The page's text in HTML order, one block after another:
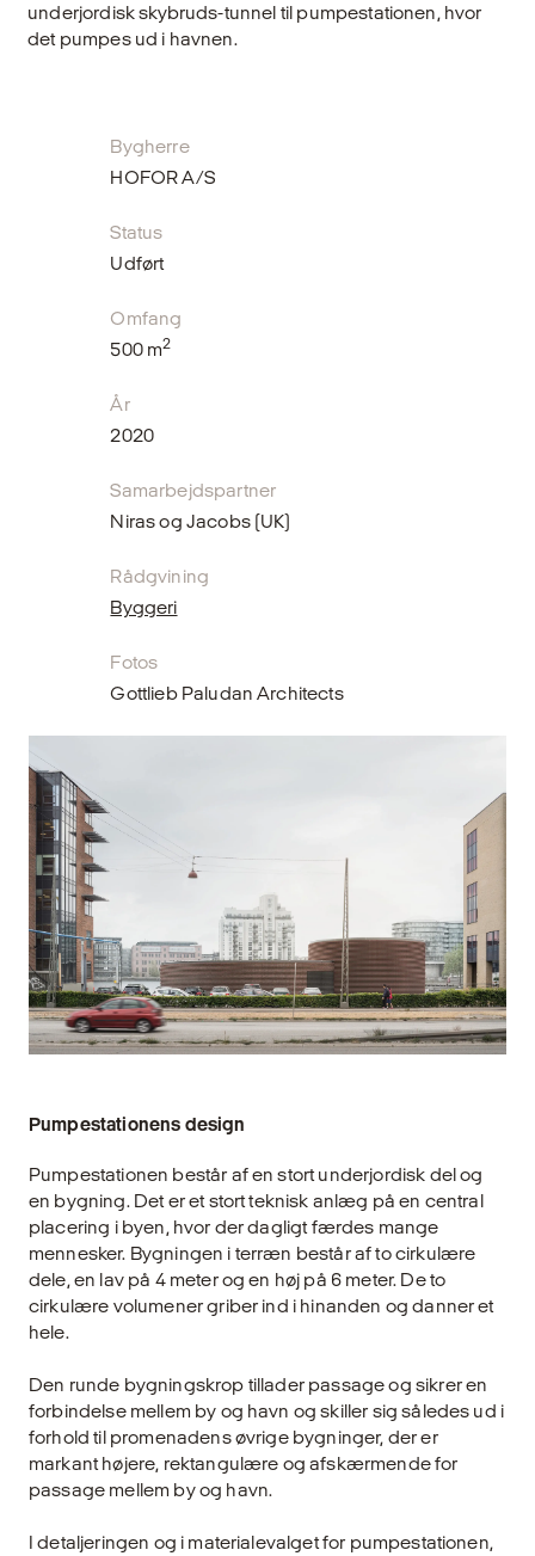
underjordisk skybruds-tunnel til pumpestationen, hvor
det pumpes ud i havnen.
Bygherre
HOFOR A/S
Status
Udført
Omfang
500 m2
År
2020
Samarbejdspartner
Niras og Jacobs (UK)
Rådgvining
Byggeri
Fotos
Gottlieb Paludan Architects
Pumpestationens design
Pumpestationen består af en stort underjordisk del og
en bygning. Det er et stort teknisk anlæg på en central
placering i byen, hvor der dagligt færdes mange
mennesker. Bygningen i terræn består af to cirkulære
dele, en lav på 4 meter og en høj på 6 meter. De to
cirkulære volumener griber ind i hinanden og danner et
hele.
Den runde bygningskrop tillader passage og sikrer en
forbindelse mellem by og havn og skiller sig således ud i
forhold til promenadens øvrige bygninger, der er
markant højere, rektangulære og afskærmende for
passage mellem by og havn.
I detaljeringen og i materialevalget for pumpestationen,